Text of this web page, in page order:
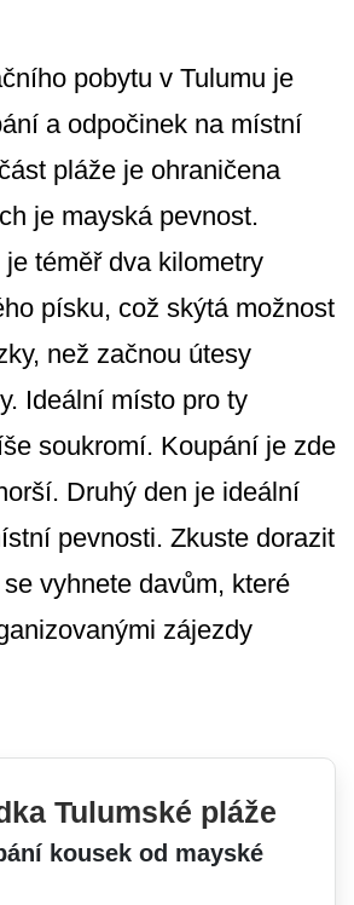
pobytu v Tulumu je
a odpočinek na místní
pláže je ohraničena
je mayská pevnost.
téměř dva kilometry
písku, což skýtá možnost
než začnou útesy
Ideální místo pro ty
soukromí. Koupání je zde
Druhý den je ideální
pevnosti. Zkuste dorazit
vyhnete davům, které
zájezdy
Tulumské pláže
kousek od mayské